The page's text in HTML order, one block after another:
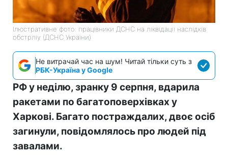
Ілюстративне фото: працівники ДСНС на ліквідації наслідків
обстрліу (ДСНС України)
Не витрачай час на шум! Читай тільки суть з
РБК-Україна у Google
РФ у неділю, зранку 9 серпня, вдарила
ракетами по багатоповерхівках у
Харкові. Багато постраждалих, двоє осіб
загинули, повідомлялось про людей під
завалами.